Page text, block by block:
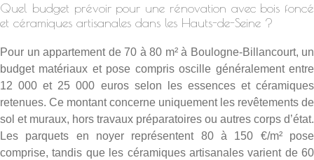
Quel budget prévoir pour une rénovation avec bois foncé
et céramiques artisanales dans les Hauts-de-Seine ?
Pour un appartement de 70 à 80 m² à Boulogne-Billancourt, un
budget matériaux et pose compris oscille généralement entre
12 000 et 25 000 euros selon les essences et céramiques
retenues. Ce montant concerne uniquement les revêtements de
sol et muraux, hors travaux préparatoires ou autres corps d’état.
Les parquets en noyer représentent 80 à 150 €/m² pose
comprise, tandis que les céramiques artisanales varient de 60